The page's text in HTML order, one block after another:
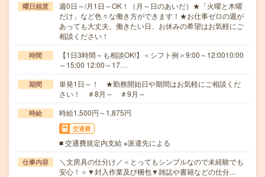
曜日頻度
週0日～/月1日～OK！（月～日のあいだ）★「火曜と木曜
だけ」など色々な働き方ができます！★お仕事ゼロの週が
あっても大丈夫。働きたい日、お休みの希望はお気軽にご
相談ください！
時間
【1日3時間～も相談OK!】＜シフト例＞9:00～12:0010:00
～15:00 12:00～17…
期間
単発1日～！ ★勤務開始日や期間はお気軽にご相談くだ
さい！ ＃8月～ ＃9月～
時給 時給1,500円～1,875円
交通費
■ 交通費規定内支給 ※派遣先による
仕事内容
＼文房具の仕分け／＜とってもシンプルなので未経験でも
安心！＞▼封入作業及び梱包▼雑誌や書籍などの仕分…